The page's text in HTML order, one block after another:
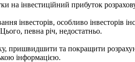
на інвестиційний прибуток
інвесторів, особливо інвесторів
певна річ, недостатньо.
пришвидшити та покращити
інформацією.